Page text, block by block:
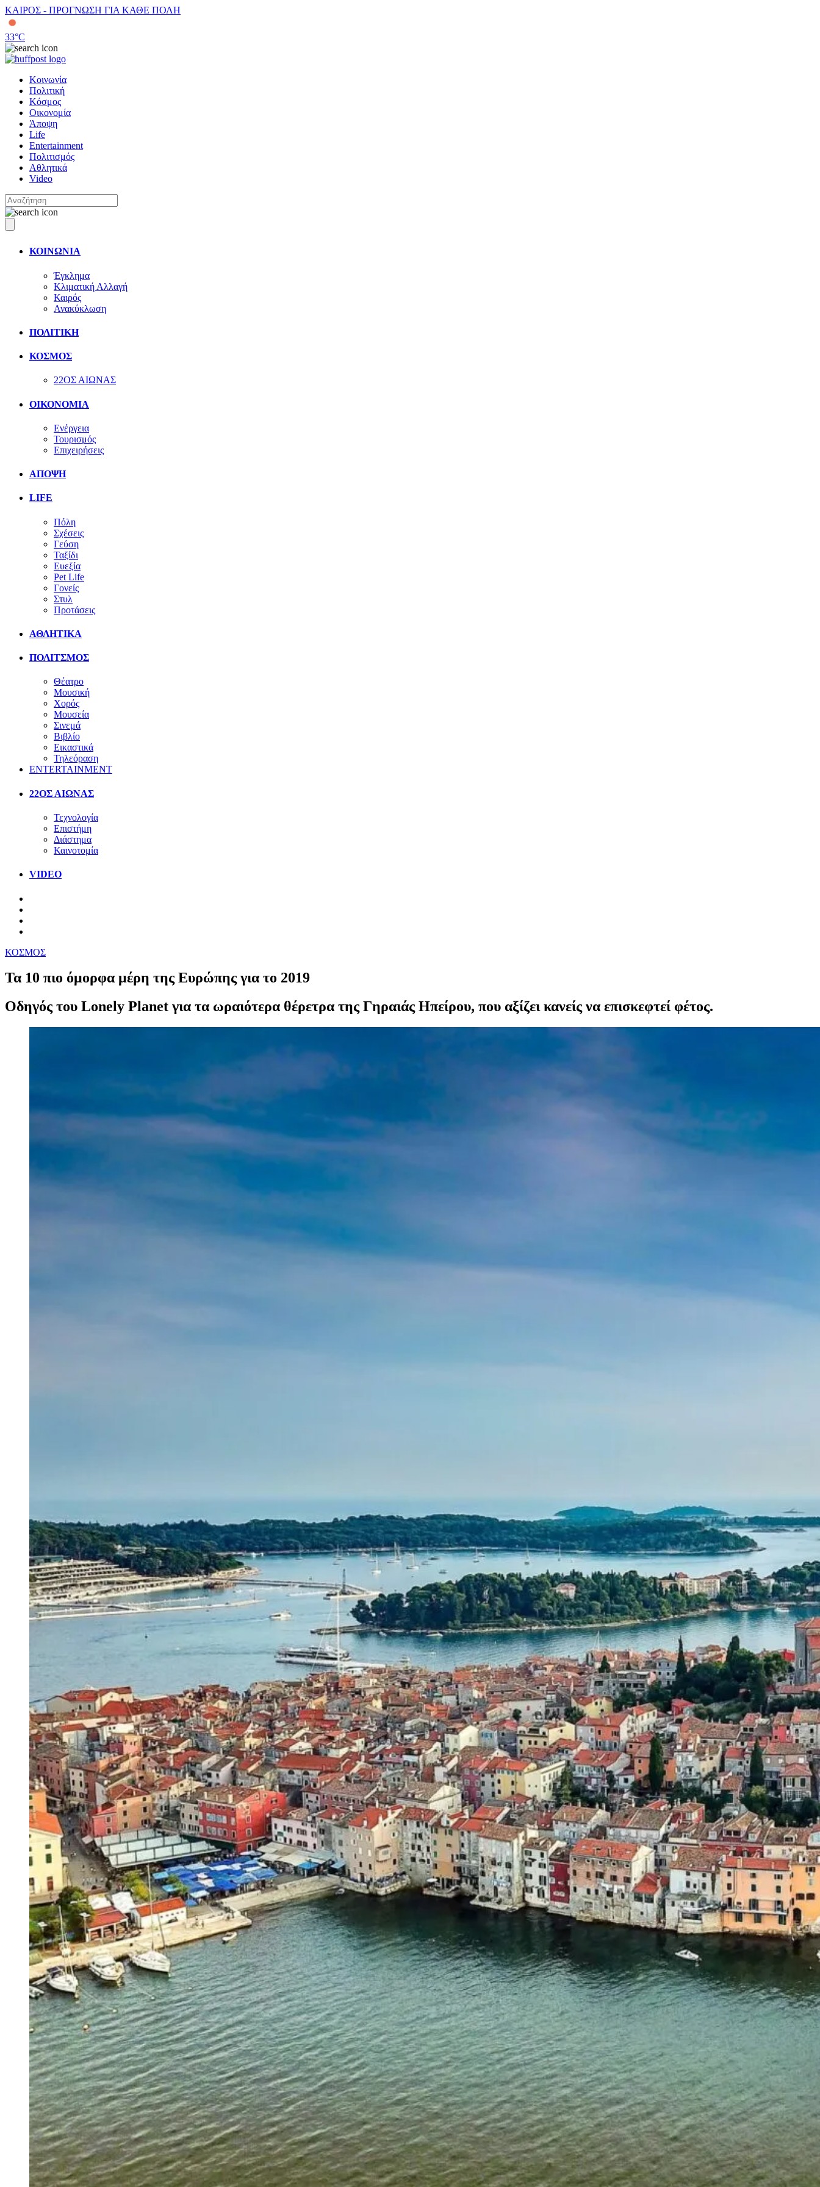
ΚΑΙΡΟΣ - ΠΡΟΓΝΩΣΗ ΓΙΑ ΚΑΘΕ ΠΟΛΗ
33°C
Κοινωνία
Πολιτική
Κόσμος
Οικονομία
Άποψη
Life
Entertainment
Πολιτισμός
Αθλητικά
Video
ΚΟΙΝΩΝΙΑ
Έγκλημα
Κλιματική Αλλαγή
Καιρός
Ανακύκλωση
ΠΟΛΙΤΙΚΗ
ΚΟΣΜΟΣ
22ΟΣ ΑΙΩΝΑΣ
ΟΙΚΟΝΟΜΙΑ
Ενέργεια
Τουρισμός
Επιχειρήσεις
ΑΠΟΨΗ
LIFE
Πόλη
Σχέσεις
Γεύση
Ταξίδι
Ευεξία
Pet Life
Γονείς
Στυλ
Προτάσεις
ΑΘΛΗΤΙΚΑ
ΠΟΛΙΤΣΜΟΣ
Θέατρο
Μουσική
Χορός
Μουσεία
Σινεμά
Βιβλίο
Εικαστικά
Τηλεόραση
ENTERTAINMENT
22ΟΣ ΑΙΩΝΑΣ
Τεχνολογία
Επιστήμη
Διάστημα
Καινοτομία
VIDEO
ΚΟΣΜΟΣ
Τα 10 πιο όμορφα μέρη της Ευρώπης για το 2019
Οδηγός του Lonely Planet για τα ωραιότερα θέρετρα της Γηραιάς Ηπείρου, που αξίζει κανείς να επισκεφτεί φέτος.